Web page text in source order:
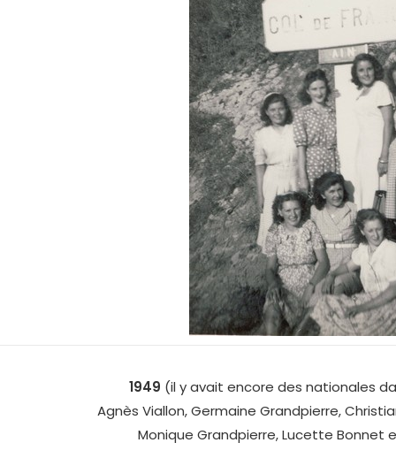
1949 (il y avait encore des nationales
Agnès Viallon, Germaine Grandpierre,
Monique Grandpierre, Lucette Bonnet